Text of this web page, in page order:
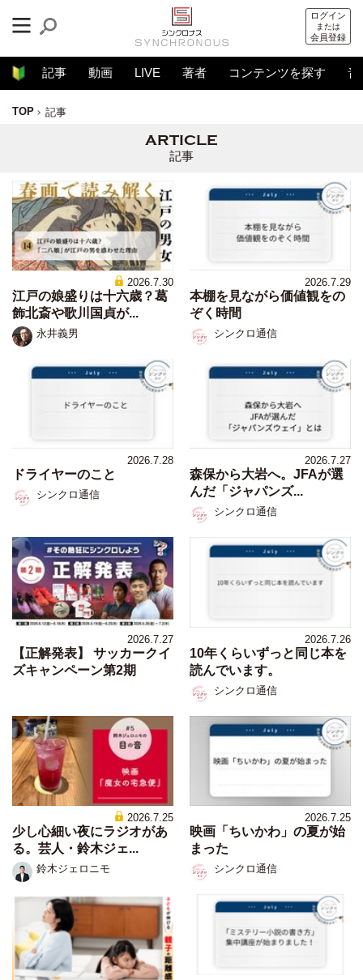
ログイン
または
会員登録
記事 動画 LIVE 著者 コンテンツを探す 音
TOP 記事
記事
2026.7.30
江戸の娘盛りは十六歳？葛
飾北斎や歌川国貞が...
永井義男
2026.7.29
本棚を見ながら価値観をの
ぞく時間
シンクロ通信
2026.7.28
ドライヤーのこと
シンクロ通信
2026.7.27
森保から大岩へ。JFAが選
んだ「ジャパンズ...
シンクロ通信
2026.7.27
【正解発表】 サッカークイ
ズキャンペーン第2期
2026.7.26
10年くらいずっと同じ本を
読んでいます。
シンクロ通信
2026.7.25
少し心細い夜にラジオがあ
る。芸人・鈴木ジェ...
鈴木ジェロニモ
2026.7.25
映画「ちいかわ」の夏が始
まった
シンクロ通信